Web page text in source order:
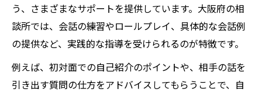
う、さまざまなサポートを提供しています。大阪府の相
談所では、会話の練習やロールプレイ、具体的な会話例
の提供など、実践的な指導を受けられるのが特徴です。
例えば、初対面での自己紹介のポイントや、相手の話を
引き出す質問の仕方をアドバイスしてもらうことで、自